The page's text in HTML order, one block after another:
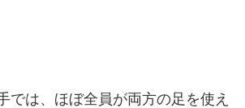
では、ほぼ全員が両方の足を使え